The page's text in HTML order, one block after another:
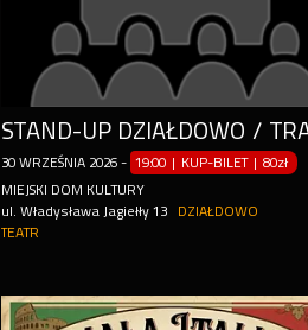
30 WRZEŚNIA 2026 - 19:00 | KUP-BILET | 80zł
MIEJSKI DOM KULTURY
ul. Władysława Jagiełły 13
DZIAŁDOWO
TEATR